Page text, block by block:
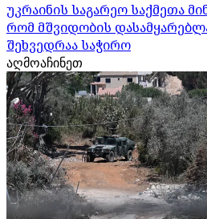
უკრაინის საგარეო საქმეთა
რომ მშვიდობის
შეხვედრაა საჭირო
აღმოაჩინეთ